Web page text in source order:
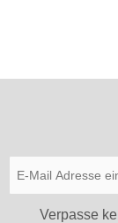
Verpasse